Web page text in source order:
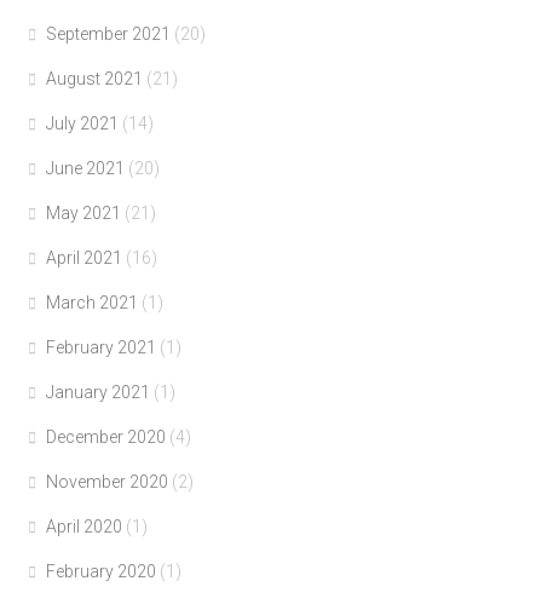
September 2021 (20)
August 2021 (21)
July 2021 (14)
June 2021 (20)
May 2021 (21)
April 2021 (16)
March 2021 (1)
February 2021 (1)
January 2021 (1)
December 2020 (4)
November 2020 (2)
April 2020 (1)
February 2020 (1)